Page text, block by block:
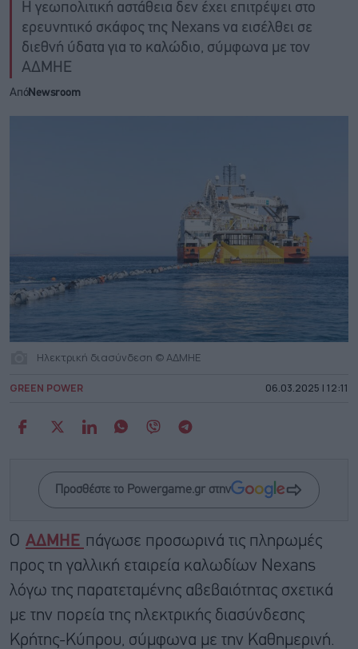
Η γεωπολιτική αστάθεια δεν έχει επιτρέψει στο
ερευνητικό σκάφος της Nexans να εισέλθει σε
διεθνή ύδατα για το καλώδιο, σύμφωνα με τον
ΑΔΜΗΕ
ΑπόNewsroom
Ηλεκτρική διασύνδεση © ΑΔΜΗΕ
GREEN POWER 06.03.2025 | 12:11
Προσθέστε το Powergame.gr στην
Ο ΑΔΜΗΕ πάγωσε προσωρινά τις πληρωμές
προς τη γαλλική εταιρεία καλωδίων Nexans
λόγω της παρατεταμένης αβεβαιότητας σχετικά
με την πορεία της ηλεκτρικής διασύνδεσης
Κρήτης-Κύπρου, σύμφωνα με την Καθημερινή.